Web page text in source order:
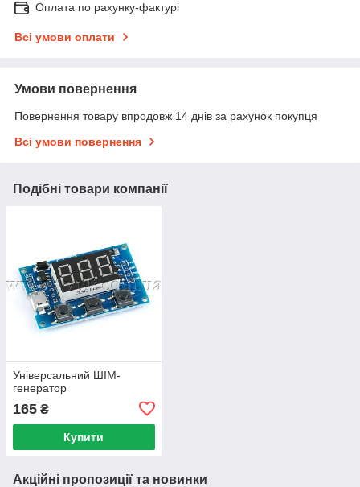
Оплата по рахунку-фактурі
Всі умови оплати
Умови повернення
Повернення товару впродовж 14 днів за рахунок покупця
Всі умови повернення
Подібні товари компанії
Універсальний ШІМ-
генератор
165 ₴
Купити
Акційні пропозиції та новинки